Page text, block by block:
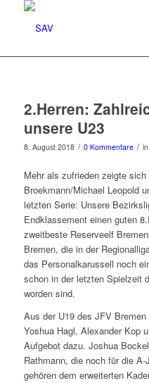
2.Herren:
unsere U23
8. August 2018 / 0 Kommentare / in
Mehr als zufrieden zeigte sich
Broekmann/Michael Leopold
letzten Serie: Unsere
Endklassement einen guten
zweitbeste Reserveelf
Bremen, die in der
das Personalkarussell noch
schon in der letzten Spielzeit
worden sind.
Aus der U19 des JFV
Yoshua Hagl, Alexander Kop
Aufgebot dazu. Joshua
Rathmann, die noch für die
gehören dem erweiterten